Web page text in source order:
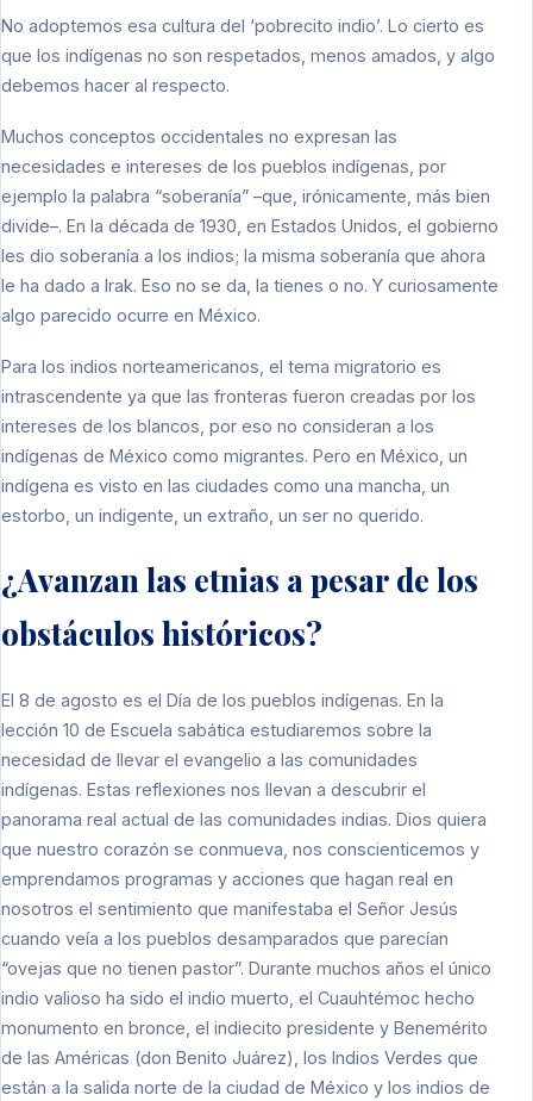
No adoptemos esa cultura del ‘pobrecito indio’. Lo cierto es
que los indígenas no son respetados, menos amados, y algo
debemos hacer al respecto.
Muchos conceptos occidentales no expresan las
necesidades e intereses de los pueblos indígenas, por
ejemplo la palabra “soberanía” –que, irónicamente, más bien
divide–. En la década de 1930, en Estados Unidos, el gobierno
les dio soberanía a los indios; la misma soberanía que ahora
le ha dado a Irak. Eso no se da, la tienes o no. Y curiosamente
algo parecido ocurre en México.
Para los indios norteamericanos, el tema migratorio es
intrascendente ya que las fronteras fueron creadas por los
intereses de los blancos, por eso no consideran a los
indígenas de México como migrantes. Pero en México, un
indígena es visto en las ciudades como una mancha, un
estorbo, un indigente, un extraño, un ser no querido.
¿Avanzan las etnias a pesar de los
obstáculos históricos?
El 8 de agosto es el Día de los pueblos indígenas. En la
lección 10 de Escuela sabática estudiaremos sobre la
necesidad de llevar el evangelio a las comunidades
indígenas. Estas reflexiones nos llevan a descubrir el
panorama real actual de las comunidades indias. Dios quiera
que nuestro corazón se conmueva, nos conscienticemos y
emprendamos programas y acciones que hagan real en
nosotros el sentimiento que manifestaba el Señor Jesús
cuando veía a los pueblos desamparados que parecían
“ovejas que no tienen pastor”. Durante muchos años el único
indio valioso ha sido el indio muerto, el Cuauhtémoc hecho
monumento en bronce, el indiecito presidente y Benemérito
de las Américas (don Benito Juárez), los Indios Verdes que
están a la salida norte de la ciudad de México y los indios de